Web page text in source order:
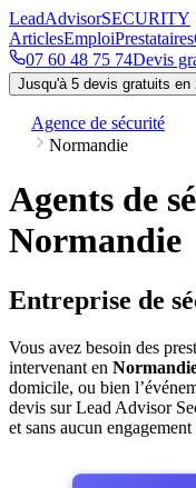
LeadAdvisorSECURITY
ArticlesEmploiPrestataires
07 60 48 75 74Devis
Jusqu'à 5 devis gratuits en
Agence de sécurité
Normandie
Agents de
Normandie
Entreprise de
Vous avez besoin des
intervenant en
domicile, ou bien
devis sur Lead Advisor
et sans aucun